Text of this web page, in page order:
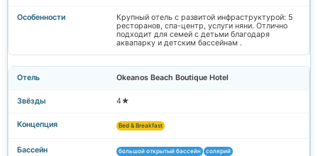
Крупный отель с развитой инфраструктурой: 5
ресторанов, спа-центр, услуги няни. Отлично
подходит для семей с детьми благодаря
аквапарку и детским бассейнам .
Okeanos Beach Boutique Hotel
4★
Bed & Breakfast
большой открытый бассейн солярий